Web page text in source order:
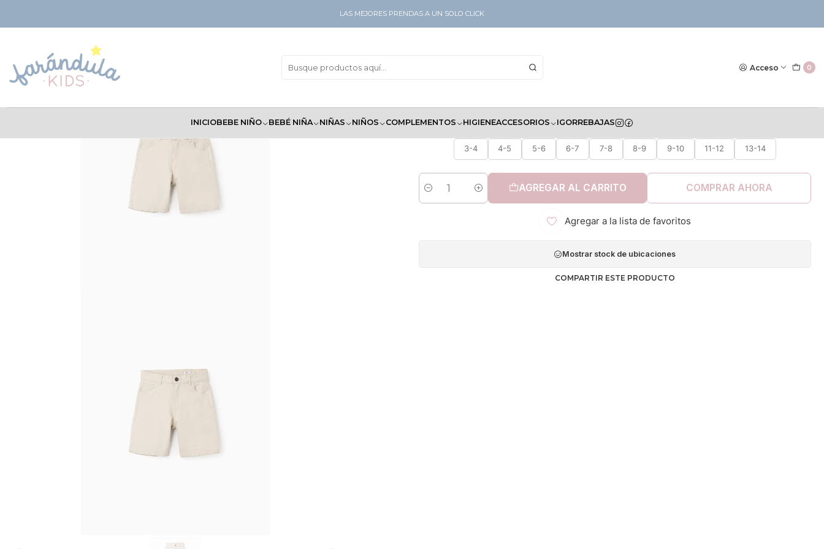
Acceso 0
INICIOBEBE NIÑO BEBÉ NIÑA NIÑAS NIÑOS COMPLEMENTOS HIGIENEACCESORIOS IGORREBAJAS
LAS MEJORES PRENDAS A UN SOLO CLICK
3-4
4-5 5-6 6-7 7-8 8-9 9-10 11-12 13-14
Cantidad
AGREGAR AL CARRITO COMPRAR AHORA
Agregar a la lista de favoritos
Mostrar stock de ubicaciones
COMPARTIR ESTE PRODUCTO